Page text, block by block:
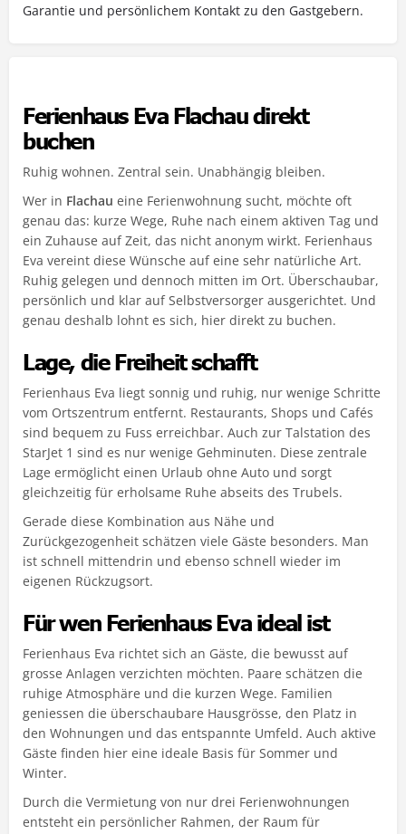
Garantie und persönlichem Kontakt zu den Gastgebern.
Ferienhaus Eva Flachau direkt
buchen
Ruhig wohnen. Zentral sein. Unabhängig bleiben.
Wer in Flachau eine Ferienwohnung sucht, möchte oft
genau das: kurze Wege, Ruhe nach einem aktiven Tag und
ein Zuhause auf Zeit, das nicht anonym wirkt. Ferienhaus
Eva vereint diese Wünsche auf eine sehr natürliche Art.
Ruhig gelegen und dennoch mitten im Ort. Überschaubar,
persönlich und klar auf Selbstversorger ausgerichtet. Und
genau deshalb lohnt es sich, hier direkt zu buchen.
Lage, die Freiheit schafft
Ferienhaus Eva liegt sonnig und ruhig, nur wenige Schritte
vom Ortszentrum entfernt. Restaurants, Shops und Cafés
sind bequem zu Fuss erreichbar. Auch zur Talstation des
StarJet 1 sind es nur wenige Gehminuten. Diese zentrale
Lage ermöglicht einen Urlaub ohne Auto und sorgt
gleichzeitig für erholsame Ruhe abseits des Trubels.
Gerade diese Kombination aus Nähe und
Zurückgezogenheit schätzen viele Gäste besonders. Man
ist schnell mittendrin und ebenso schnell wieder im
eigenen Rückzugsort.
Für wen Ferienhaus Eva ideal ist
Ferienhaus Eva richtet sich an Gäste, die bewusst auf
grosse Anlagen verzichten möchten. Paare schätzen die
ruhige Atmosphäre und die kurzen Wege. Familien
geniessen die überschaubare Hausgrösse, den Platz in
den Wohnungen und das entspannte Umfeld. Auch aktive
Gäste finden hier eine ideale Basis für Sommer und
Winter.
Durch die Vermietung von nur drei Ferienwohnungen
entsteht ein persönlicher Rahmen, der Raum für